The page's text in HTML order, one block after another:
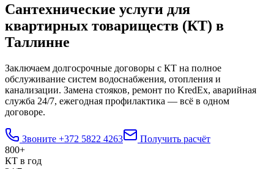
Сантехнические услуги для
квартирных товариществ (КТ) в
Таллинне
Заключаем долгосрочные договоры с КТ на полное
обслуживание систем водоснабжения, отопления и
канализации. Замена стояков, ремонт по KredEx, аварийная
служба 24/7, ежегодная профилактика — всё в одном
договоре.
Звоните +372 5822 4263
Получить расчёт
800+
КТ в год